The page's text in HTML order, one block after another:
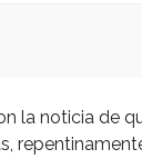
la noticia de